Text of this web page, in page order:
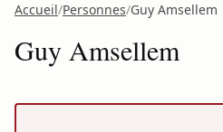
Accueil/Personnes/Guy Amsellem
Guy Amsellem